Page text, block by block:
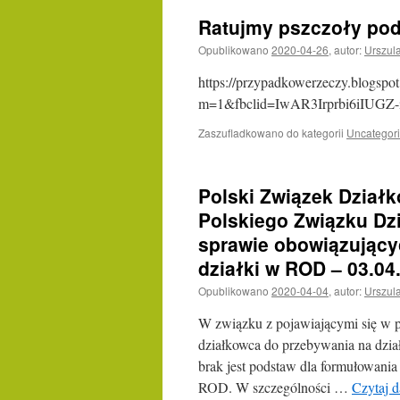
Ratujmy pszczoły
Opublikowano 2020-04-26, autor: Urszula
https://
Zaszufladkowano do kategorii
Polski Związek
Polskiego Związku
sprawie
działki w ROD –
Opublikowano 2020-04-04, autor: Urszula
W związku z pojawiającymi się w
działkowca do przebywania na
brak jest podstaw dla
ROD. W szczególności … Czytaj